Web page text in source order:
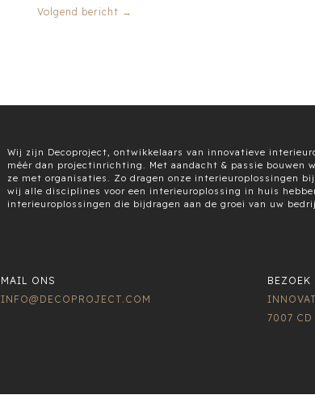
Volgend bericht →
Wij zijn Decoproject, ontwikkelaars van innovatieve
méér dan projectinrichting. Met aandacht & passie bouwen
ze met organisaties. Zo dragen onze interieuroplossingen
wij alle disciplines voor een interieuroplossing in huis
interieuroplossingen die bijdragen aan de groei van uw
MAIL ONS
INFO@DECOPROJECT.COM
BEZOEK
7007 CD